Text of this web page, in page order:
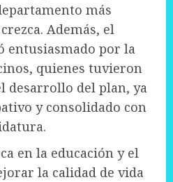
más
Además, el
entusiasmado por la
quienes tuvieron
desarrollo del plan, ya
y consolidado con
en la educación y el
la calidad de vida